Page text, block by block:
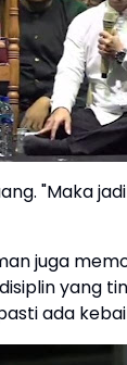
"Maka
juga
yang
ada